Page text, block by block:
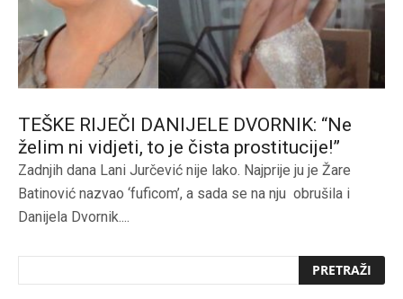
TEŠKE RIJEČI DANIJELE DVORNIK: “Ne
želim ni vidjeti, to je čista prostitucije!”
Zadnjih dana Lani Jurčević nije lako. Najprije ju je Žare
Batinović nazvao ‘fuficom’, a sada se na nju obrušila i
Danijela Dvornik....